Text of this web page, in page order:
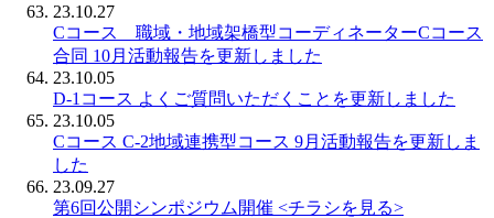
23.10.27
Cコース 職域・地域架橋型コーディネーターCコース
合同 10月活動報告を更新しました
23.10.05
D-1コース よくご質問いただくことを更新しました
23.10.05
Cコース C-2地域連携型コース 9月活動報告を更新しま
した
23.09.27
第6回公開シンポジウム開催 <チラシを見る>